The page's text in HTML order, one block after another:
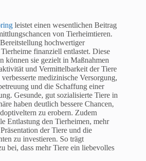
leistet einen wesentlichen Beitrag
von Tierheimtieren.
hochwertiger
finanziell entlastet. Diese
können sie gezielt in Maßnahmen
und Vermittelbarkeit der Tiere
medizinische Versorgung,
und die Schaffung einer
Gesunde, gut sozialisierte Tiere in
haben deutlich bessere Chancen,
zu erobern. Zudem
Entlastung den Tierheimen, mehr
der Tiere und die
zu investieren. So trägt
bei, dass mehr Tiere ein liebevolles